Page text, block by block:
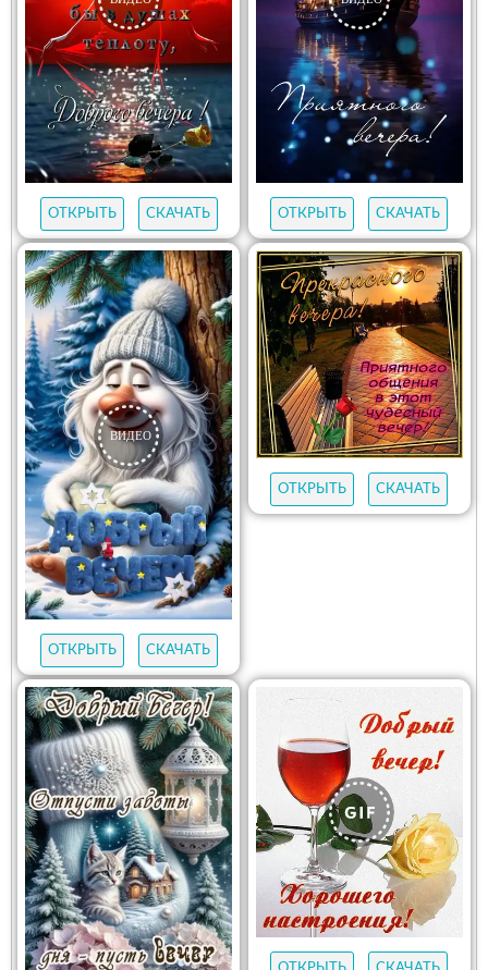
ОТКРЫТЬ СКАЧАТЬ ОТКРЫТЬ СКАЧАТЬ
ОТКРЫТЬ СКАЧАТЬ
ОТКРЫТЬ СКАЧАТЬ